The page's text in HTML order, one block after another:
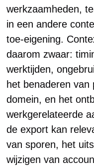
werkzaamheden,
in een andere
toe-eigening.
daarom zwaar:
werktijden,
het benaderen van
domein, en het
werkgerelateerde
de export kan
van sporen, het
wijzigen van